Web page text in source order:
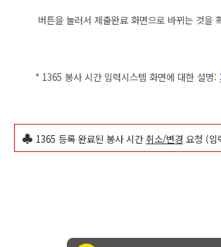
버튼을 눌러서 제출완료 화면으로 바뀌는 것을
* 1365 봉사 시간 입력시스템 화면에 대한 설명:
♣ 1365 등록 완료된 봉사 시간취소/변경 요청 (입